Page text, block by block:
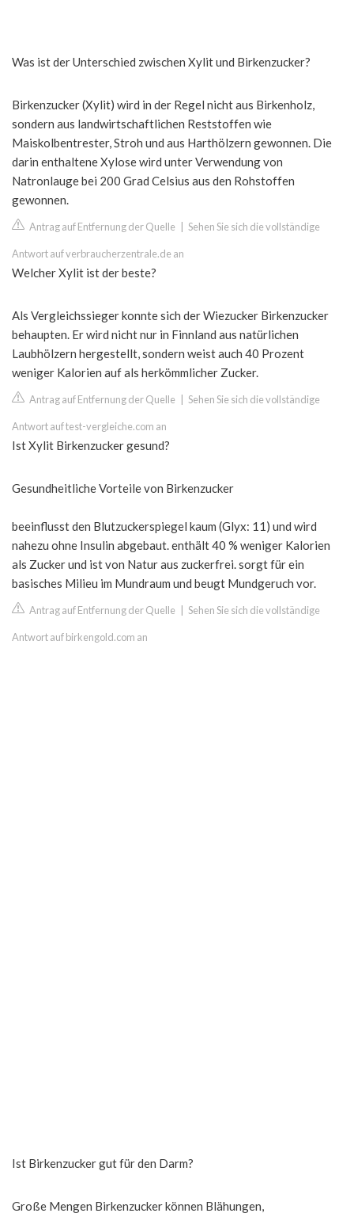
Was ist der Unterschied zwischen Xylit und Birkenzucker?
Birkenzucker (Xylit) wird in der Regel nicht aus Birkenholz,
sondern aus landwirtschaftlichen Reststoffen wie
Maiskolbentrester, Stroh und aus Harthölzern gewonnen. Die
darin enthaltene Xylose wird unter Verwendung von
Natronlauge bei 200 Grad Celsius aus den Rohstoffen
gewonnen.
Antrag auf Entfernung der Quelle Sehen Sie sich die vollständige
Antwort auf verbraucherzentrale.de an
Welcher Xylit ist der beste?
Als Vergleichssieger konnte sich der Wiezucker Birkenzucker
behaupten. Er wird nicht nur in Finnland aus natürlichen
Laubhölzern hergestellt, sondern weist auch 40 Prozent
weniger Kalorien auf als herkömmlicher Zucker.
Antrag auf Entfernung der Quelle Sehen Sie sich die vollständige
Antwort auf test-vergleiche.com an
Ist Xylit Birkenzucker gesund?
Gesundheitliche Vorteile von Birkenzucker
beeinflusst den Blutzuckerspiegel kaum (Glyx: 11) und wird
nahezu ohne Insulin abgebaut. enthält 40 % weniger Kalorien
als Zucker und ist von Natur aus zuckerfrei. sorgt für ein
basisches Milieu im Mundraum und beugt Mundgeruch vor.
Antrag auf Entfernung der Quelle Sehen Sie sich die vollständige
Antwort auf birkengold.com an
Ist Birkenzucker gut für den Darm?
Große Mengen Birkenzucker können Blähungen,